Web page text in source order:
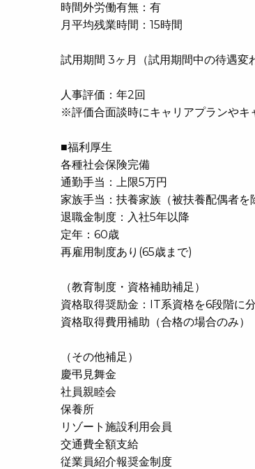
時間外労働有無：有
月平均残業時間：15時間
試用期間 3ヶ月（試用期間中の待遇変
人事評価：年2回
※評価合面談時にキャリアプランやキ
■福利厚生
各種社会保険完備
通勤手当：上限5万円
家族手当：扶養家族（被扶養配偶者を
退職金制度：入社5年以降
定年：60歳
再雇用制度あり(65歳まで)
（教育制度・資格補助補足）
資格取得奨励金：IT系資格を6段階に
資格取得費用補助（合格の場合のみ）
（その他補足）
慶弔見舞金
社員親睦会
保養所
リゾート施設利用会員
交通費全額支給
従業員紹介報奨金制度